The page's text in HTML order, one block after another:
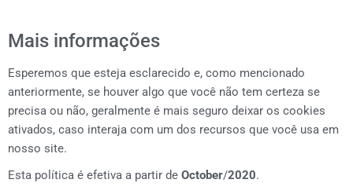
Mais informações
Esperemos que esteja esclarecido e, como mencionado
anteriormente, se houver algo que você não tem certeza se
precisa ou não, geralmente é mais seguro deixar os cookies
ativados, caso interaja com um dos recursos que você usa em
nosso site.
Esta política é efetiva a partir de October/2020.